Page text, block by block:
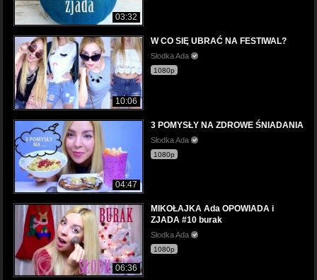
03:32
10:06
W CO SIĘ UBRAĆ NA FESTIWAL?
Słodka Ada
1080p
04:47
3 POMYSŁY NA ZDROWE ŚNIADANIA
Słodka Ada
1080p
06:36
MIKOŁAJKA Ada OPOWIADA i
ZJADA #10 burak
Słodka Ada
1080p